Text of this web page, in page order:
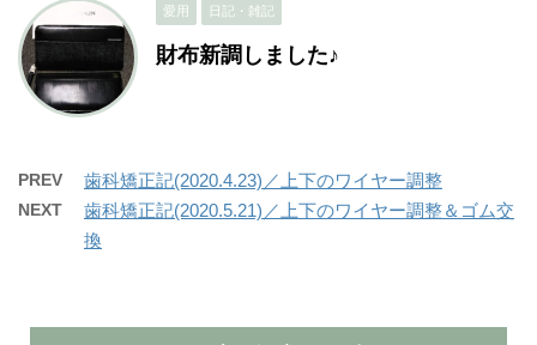
愛用 日記・雑記
財布新調しました♪
PREV 歯科矯正記(2020.4.23)／上下のワイヤー調整
NEXT
歯科矯正記(2020.5.21)／上下のワイヤー調整＆ゴム交
換